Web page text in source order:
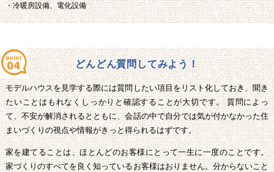
・冷暖房設備、電化設備
どんどん質問してみよう！
モデルハウスを見学する際には質問したい項目をリスト化しておき、聞き
たいことはもれなくしっかりと確認することが大切です。 質問によっ
て、不安が解消されるとともに、会話の中で自分では気が付かなかった住
まいづくりの視点や情報がきっと得られるはずです。
家を建てることは、ほとんどのお客様にとって一生に一度のことです。
家づくりのすべてを良く知っているお客様はおりません。分からないこと